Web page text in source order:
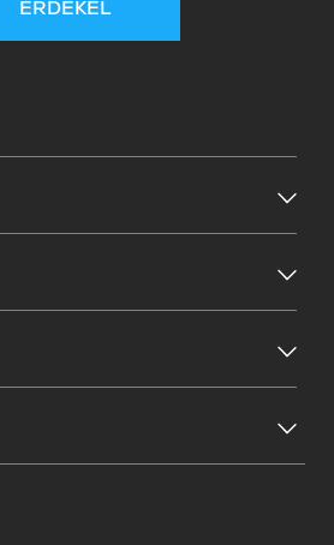
ÉRDEKEL